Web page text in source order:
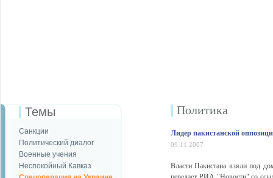
Темы
Санкции
Политический диалог
Военные учения
Неспокойный Кавказ
Политика
Лидер пакистанской
09.11.2007
Власти Пакистана взяли под